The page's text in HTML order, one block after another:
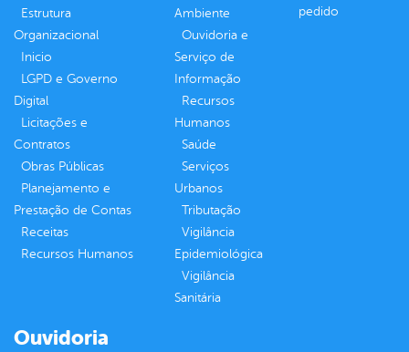
Estrutura
Organizacional
Inicio
LGPD e Governo
Digital
Licitações e
Contratos
Obras Públicas
Planejamento e
Prestação de Contas
Receitas
Recursos Humanos
Ambiente
Ouvidoria e
Serviço de
Informação
Recursos
Humanos
Saúde
Serviços
Urbanos
Tributação
Vigilância
Epidemiológica
Vigilância
Sanitária
pedido
Ouvidoria